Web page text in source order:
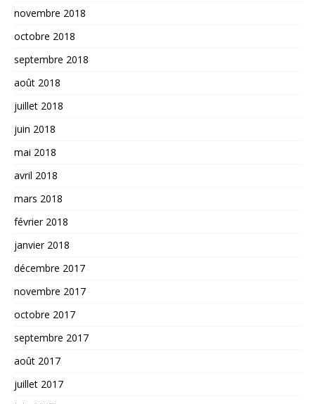
novembre 2018
octobre 2018
septembre 2018
août 2018
juillet 2018
juin 2018
mai 2018
avril 2018
mars 2018
février 2018
janvier 2018
décembre 2017
novembre 2017
octobre 2017
septembre 2017
août 2017
juillet 2017